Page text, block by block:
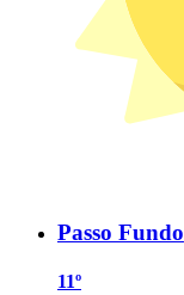
Passo Fundo
11º